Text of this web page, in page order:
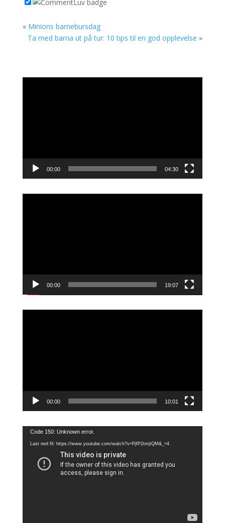
« Minions barnebursdag
Ta med barna ut på tur: 10 tips til en god opplevelse »
00:00 04:30
00:00 19:07
00:00 10:01
Videoavspiller
Code 150: Unknown error.
Last ned fil: https://www.youtube.com/watch?v=PjfP2tmjtQM&_=4